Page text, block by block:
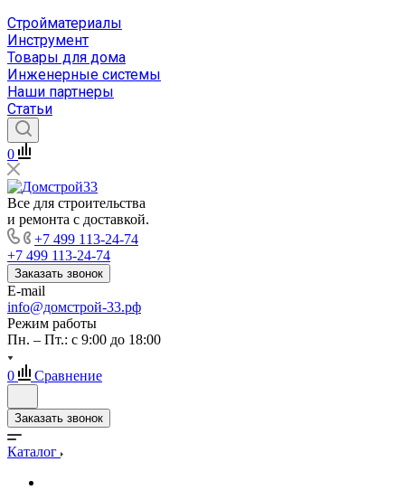
Стройматериалы
Инструмент
Товары для дома
Инженерные системы
Наши партнеры
Статьи
0
Все для строительства
и ремонта с доставкой.
+7 499 113-24-74
+7 499 113-24-74
Заказать звонок
E-mail
info@домстрой-33.рф
Режим работы
Пн. – Пт.: с 9:00 до 18:00
0 Сравнение
Заказать звонок
Каталог